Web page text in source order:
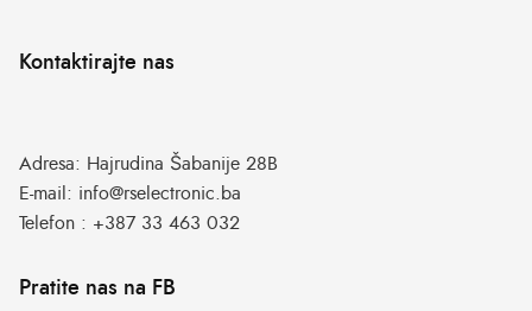
Kontaktirajte nas
Adresa: Hajrudina Šabanije 28B
E-mail: info@rselectronic.ba
Telefon : +387 33 463 032
Pratite nas na FB